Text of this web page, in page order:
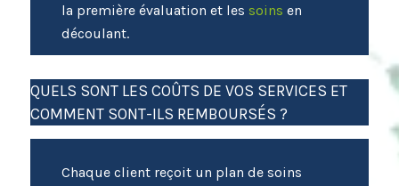
la première évaluation et les soins en
découlant.
QUELS SONT LES COÛTS DE VOS SERVICES ET
COMMENT SONT-ILS REMBOURSÉS ?
Chaque client reçoit un plan de soins